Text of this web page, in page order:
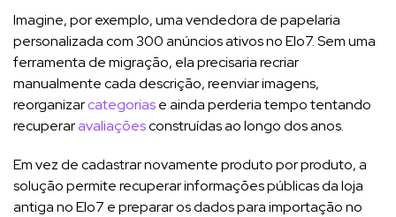
Imagine, por exemplo, uma vendedora de papelaria
personalizada com 300 anúncios ativos no Elo7. Sem uma
ferramenta de migração, ela precisaria recriar
manualmente cada descrição, reenviar imagens,
reorganizarcategoriase ainda perderia tempo tentando
recuperaravaliaçõesconstruídas ao longo dos anos.
Em vez de cadastrar novamente produto por produto, a
solução permite recuperar informações públicas da loja
antiga no Elo7 e preparar os dados para importação no